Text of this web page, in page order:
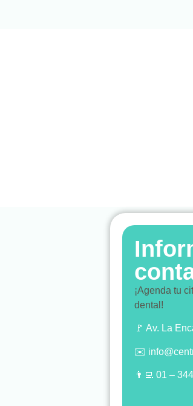
¡Agenda tu
dental!
🚩 Av. La
✉️
👨‍💻 01 –